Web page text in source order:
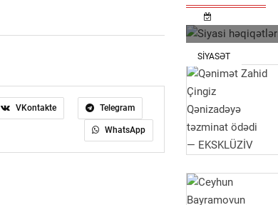
VKontakte Telegram
WhatsApp
SIYASƏT